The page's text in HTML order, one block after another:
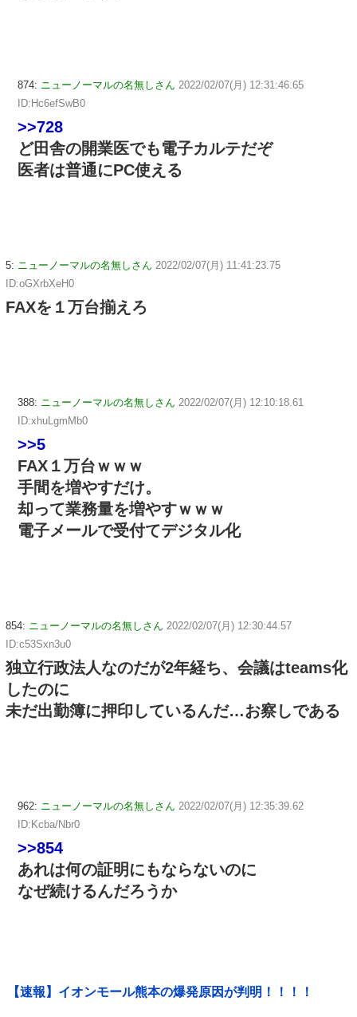
874: ニューノーマルの名無しさん 2022/02/07(月) 12:31:46.65
ID:Hc6efSwB0
>>728
ど田舎の開業医でも電子カルテだぞ
医者は普通にPC使える
5: ニューノーマルの名無しさん 2022/02/07(月) 11:41:23.75
ID:oGXrbXeH0
FAXを１万台揃えろ
388: ニューノーマルの名無しさん 2022/02/07(月) 12:10:18.61
ID:xhuLgmMb0
>>5
FAX１万台ｗｗｗ
手間を増やすだけ。
却って業務量を増やすｗｗｗ
電子メールで受付てデジタル化
854: ニューノーマルの名無しさん 2022/02/07(月) 12:30:44.57
ID:c53Sxn3u0
独立行政法人なのだが2年経ち、会議はteams化
したのに
未だ出勤簿に押印しているんだ…お察しである
962: ニューノーマルの名無しさん 2022/02/07(月) 12:35:39.62
ID:Kcba/Nbr0
>>854
あれは何の証明にもならないのに
なぜ続けるんだろうか
【速報】イオンモール熊本の爆発原因が判明！！！！